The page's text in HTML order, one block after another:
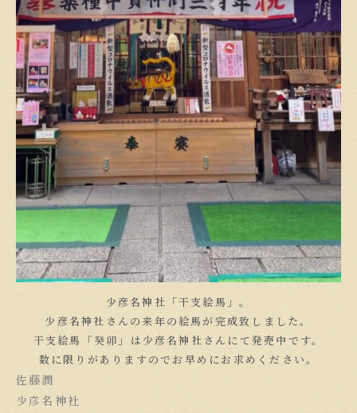
少彦名神社「干支絵馬」。
少彦名神社さんの来年の絵馬が完成致しました。
干支絵馬「癸卯」は少彦名神社さんにて発売中です。
数に限りがありますのでお早めにお求めください。
佐藤潤
少彦名神社